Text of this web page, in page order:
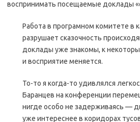
воспринимать посещаемые доклады
Работа в програмном комитете в
разрушает сказочность
доклады уже знакомы, к
и восприятие меняется.
То-то я когда-то удивлялся
Баранцев на конференции
нигде особо не задерживаясь —
уже интереснее в коридорах